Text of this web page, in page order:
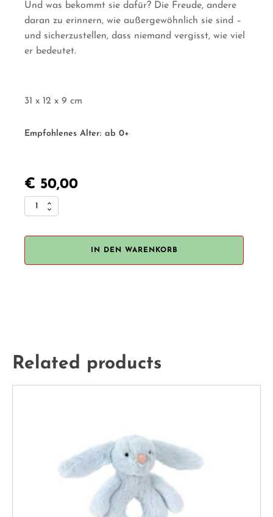
Und was bekommt sie dafür? Die Freude, andere
daran zu erinnern, wie außergewöhnlich sie sind –
und sicherzustellen, dass niemand vergisst, wie viel
er bedeutet.
31 x 12 x 9 cm
Empfohlenes Alter: ab 0+
€ 50,00
"Cream
Menge
IN DEN WARENKORB
Related products